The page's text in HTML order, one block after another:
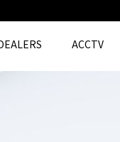
ACCTV